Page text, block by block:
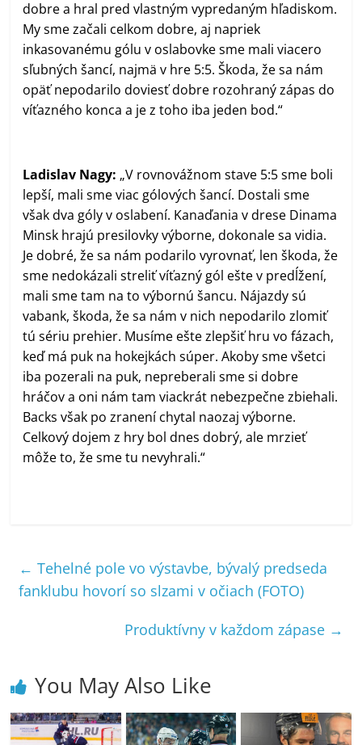
dobre a hral pred vlastným vypredaným hľadiskom.
My sme začali celkom dobre, aj napriek
inkasovanému gólu v oslabovke sme mali viacero
sľubných šancí, najmä v hre 5:5. Škoda, že sa nám
opäť nepodarilo doviesť dobre rozohraný zápas do
víťazného konca a je z toho iba jeden bod.“
Ladislav Nagy: „V rovnovážnom stave 5:5 sme boli
lepší, mali sme viac gólových šancí. Dostali sme
však dva góly v oslabení. Kanaďania v drese Dinama
Minsk hrajú presilovky výborne, dokonale sa vidia.
Je dobré, že sa nám podarilo vyrovnať, len škoda, že
sme nedokázali streliť víťazný gól ešte v predĺžení,
mali sme tam na to výbornú šancu. Nájazdy sú
vabank, škoda, že sa nám v nich nepodarilo zlomiť
tú sériu prehier. Musíme ešte zlepšiť hru vo fázach,
keď má puk na hokejkách súper. Akoby sme všetci
iba pozerali na puk, nepreberali sme si dobre
hráčov a oni nám tam viackrát nebezpečne zbiehali.
Backs však po zranení chytal naozaj výborne.
Celkový dojem z hry bol dnes dobrý, ale mrzieť
môže to, že sme tu nevyhrali.“
← Tehelné pole vo výstavbe, bývalý predseda
fanklubu hovorí so slzami v očiach (FOTO)
Produktívny v každom zápase →
You May Also Like